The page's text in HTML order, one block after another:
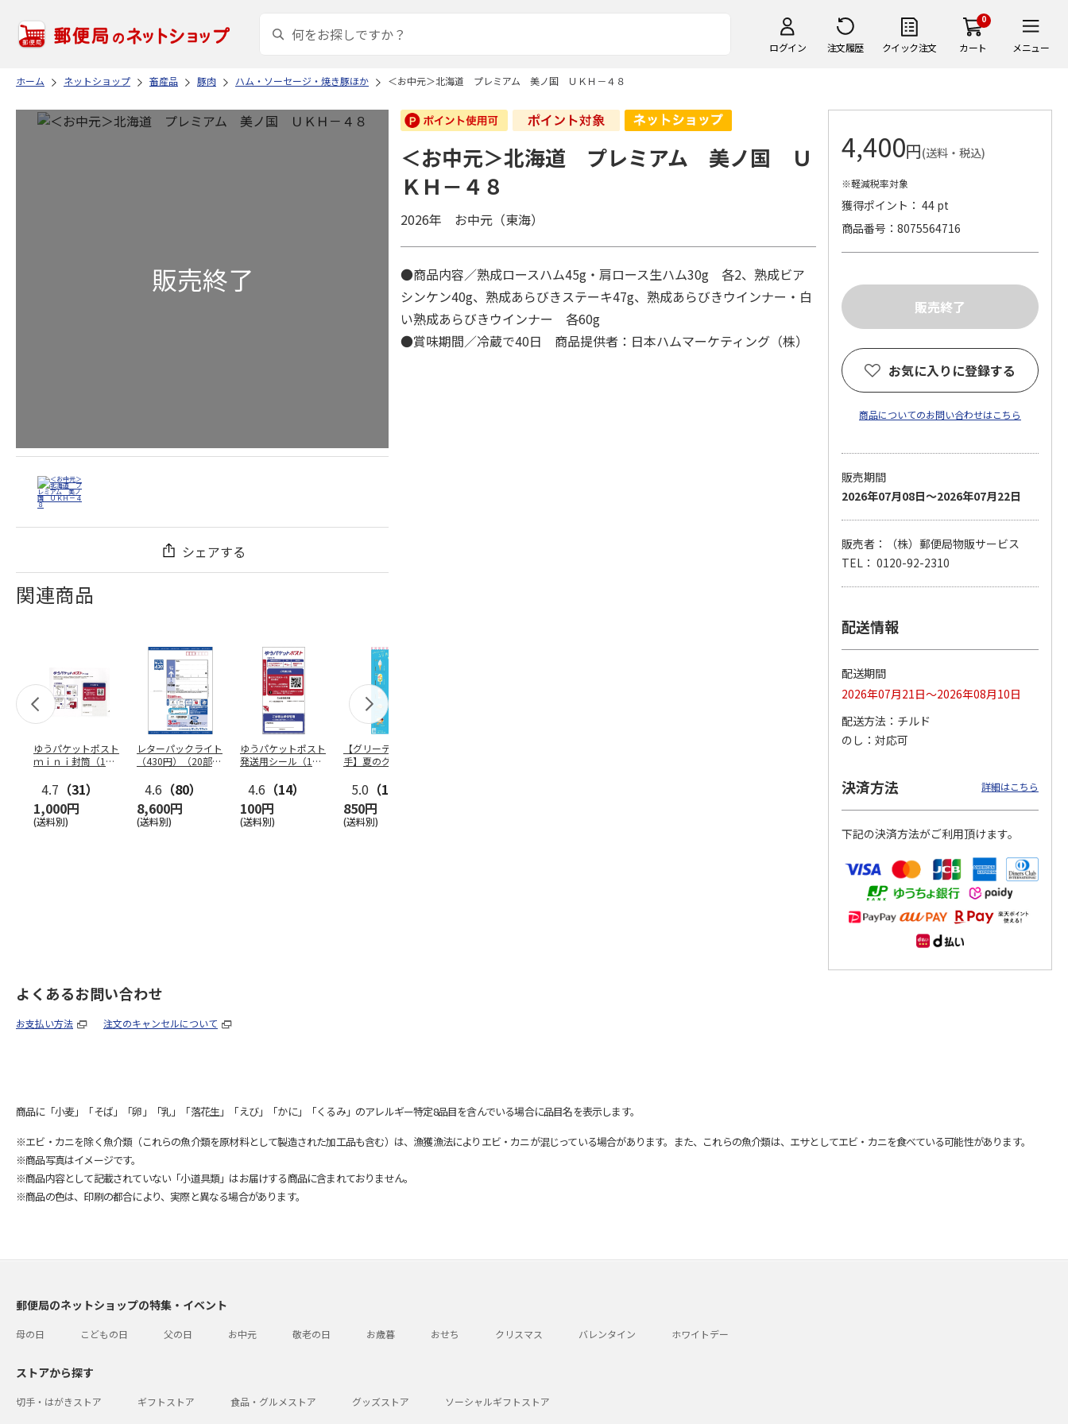
ログイン 注文履歴 クイック注文
0
カート メニュー
ホーム ネットショップ 畜産品 豚肉 ハム・ソーセージ・焼き豚ほか ＜お中元＞北海道 プレミアム 美ノ国 ＵＫＨ－４８
シェアする
関連商品
ゆうパケットポスト
ｍｉｎｉ封筒（1個
4.7 （31）
1,000円
(送料別)
レターパックライト
（430円）（20部セ
4.6 （80）
8,600円
(送料別)
ゆうパケットポスト
発送用シール（1個
4.6 （14）
100円
(送料別)
【グリーティング切
手】夏のグリーティ
5.0 （10）
850円
(送料別)
【グリーティング切
円…
4.8（11）
5,500円
4.6（7）
11,000円
＜お中元＞北海道 プレミアム 美ノ国 Ｕ
ＫＨ－４８
2026年 お中元（東海）
●商品内容／熟成ロースハム45g・肩ロース生ハム30g 各2、熟成ビア
シンケン40g、熟成あらびきステーキ47g、熟成あらびきウインナー・白
い熟成あらびきウインナー 各60g
●賞味期間／冷蔵で40日 商品提供者：日本ハムマーケティング（株）
4,400円(送料・税込)
※軽減税率対象
獲得ポイント： 44 pt
商品番号
8075564716
お気に入りに登録する
商品についてのお問い合わせはこちら
販売期間
2026年07月08日～2026年07月22日
販売者：（株）郵便局物販サービス
TEL： 0120-92-2310
配送情報
配送期間
2026年07月21日～2026年08月10日
配送方法
チルド
のし
対応可
決済方法 詳細はこちら
下記の決済方法がご利用頂けます。
よくあるお問い合わせ
お支払い方法 注文のキャンセルについて
商品に「小麦」「そば」「卵」「乳」「落花生」「えび」「かに」「くるみ」のアレルギー特定8品目を含んでいる場合に品目名を表示します。
※エビ・カニを除く魚介類（これらの魚介類を原材料として製造された加工品も含む）は、漁獲漁法によりエビ・カニが混じっている場合があります。また、これらの魚介類は、エサとしてエビ・カニを食べている可能性があります。
※商品写真はイメージです。
※商品内容として記載されていない「小道具類」はお届けする商品に含まれておりません。
※商品の色は、印刷の都合により、実際と異なる場合があります。
郵便局のネットショップの特集・イベント
母の日 こどもの日 父の日 お中元 敬老の日 お歳暮 おせち クリスマス バレンタイン ホワイトデー
ストアから探す
切手・はがきストア ギフトストア 食品・グルメストア グッズストア ソーシャルギフトストア